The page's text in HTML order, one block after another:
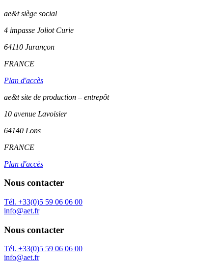
ae&tsiège social
4 impasse Joliot Curie
64110 Jurançon
FRANCE
Plan d'accès
ae&t site de production – entrepôt
10 avenue Lavoisier
64140 Lons
FRANCE
Plan d'accès
Nous contacter
Tél. +33(0)5 59 06 06 00
info@aet.fr
Nous contacter
Tél. +33(0)5 59 06 06 00
info@aet.fr